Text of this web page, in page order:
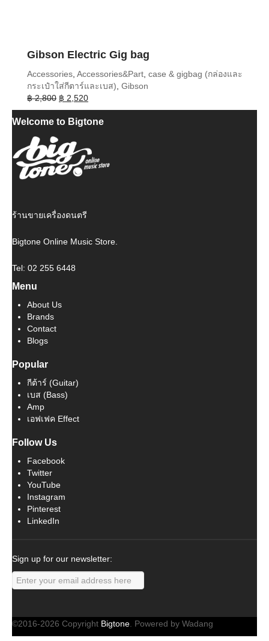
Gibson Electric Gig bag
Accessories, Accessories&Part, case & gigbag (กล่องและ
กระเป๋าใส่กีตาร์และเบส), Gibson
฿2,800 Original
price
was:
฿ 2,520Current
price
is:
Welcome to Bigtone
ร้านขายเครื่องดนตรี
Bigtone Online Music Store.
Tel: 02 255 6448
Menu
About Us
Brands
Contact
Blogs
Popular
กีต้าร์ (Guitar)
เบส (Bass)
Amp
เอฟเฟค Effect
Follow Us
Facebook
Twitter
YouTube
Instagram
Pinterest
LinkedIn
Sign up for our newsletter:
©2016-2026 Copyright Bigtone. Powered by Wadang